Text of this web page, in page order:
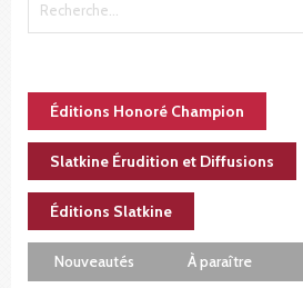
Éditions Honoré Champion
Slatkine Érudition et Diffusions
Éditions Slatkine
Nouveautés À paraître